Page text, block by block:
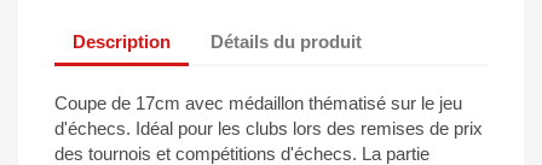
Description Détails du produit
Coupe de 17cm avec médaillon thématisé sur le jeu
d'échecs. Idéal pour les clubs lors des remises de prix
des tournois et compétitions d'échecs. La partie